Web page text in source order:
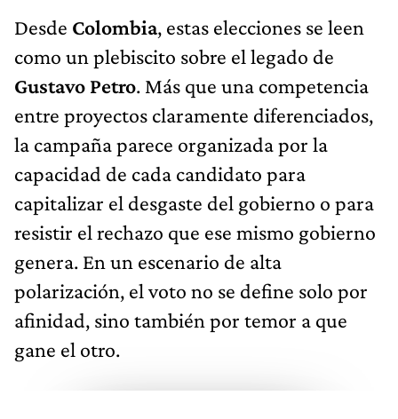
Desde Colombia, estas elecciones se leen
como un plebiscito sobre el legado de
Gustavo Petro. Más que una competencia
entre proyectos claramente diferenciados,
la campaña parece organizada por la
capacidad de cada candidato para
capitalizar el desgaste del gobierno o para
resistir el rechazo que ese mismo gobierno
genera. En un escenario de alta
polarización, el voto no se define solo por
afinidad, sino también por temor a que
gane el otro.